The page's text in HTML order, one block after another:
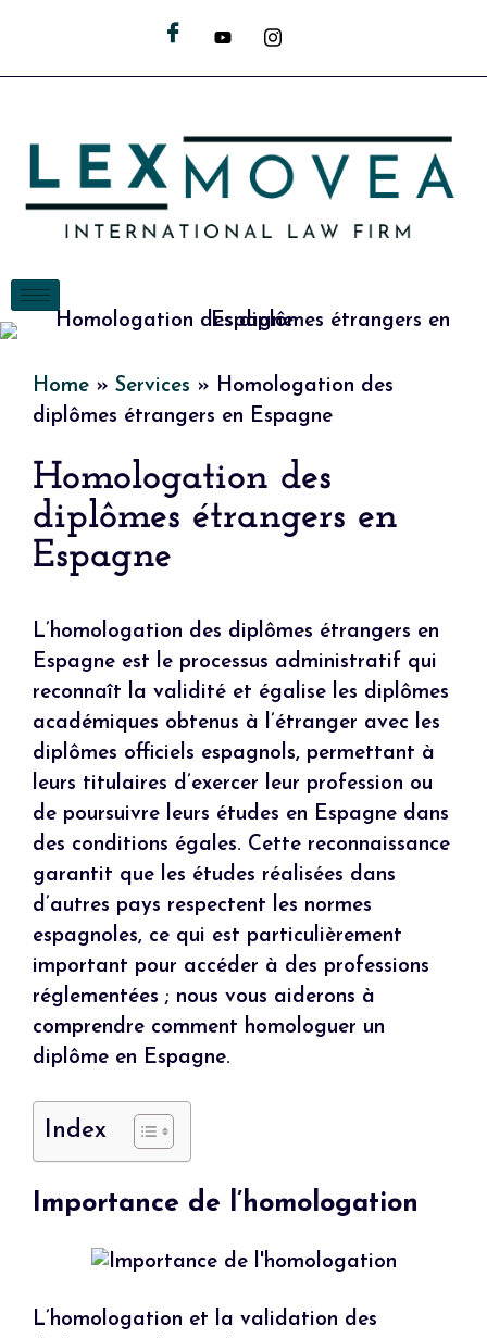
Home » Services » Homologation des
diplômes étrangers en Espagne
Homologation des
diplômes étrangers en
Espagne
L’homologation des diplômes étrangers en
Espagne est le processus administratif qui
reconnaît la validité et égalise les diplômes
académiques obtenus à l’étranger avec les
diplômes officiels espagnols, permettant à
leurs titulaires d’exercer leur profession ou
de poursuivre leurs études en Espagne dans
des conditions égales. Cette reconnaissance
garantit que les études réalisées dans
d’autres pays respectent les normes
espagnoles, ce qui est particulièrement
important pour accéder à des professions
réglementées ; nous vous aiderons à
comprendre comment homologuer un
diplôme en Espagne.
Index
Importance de l’homologation
L’homologation et la validation des